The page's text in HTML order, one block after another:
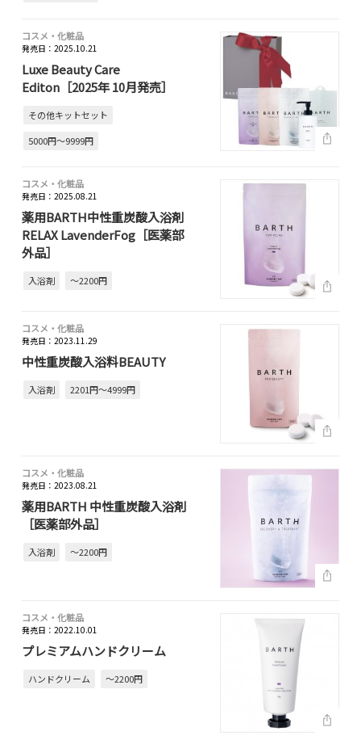
コスメ・化粧品
発売日：2025.10.21
Luxe Beauty Care
Editon［2025年 10月発売］
その他キットセット
5000円～9999円
コスメ・化粧品
発売日：2025.08.21
薬用BARTH中性重炭酸入浴剤
RELAX LavenderFog［医薬部
外品］
入浴剤 ～2200円
コスメ・化粧品
発売日：2023.11.29
中性重炭酸入浴料BEAUTY
入浴剤 2201円～4999円
コスメ・化粧品
発売日：2023.08.21
薬用BARTH 中性重炭酸入浴剤
［医薬部外品］
入浴剤 ～2200円
コスメ・化粧品
発売日：2022.10.01
プレミアムハンドクリーム
ハンドクリーム ～2200円